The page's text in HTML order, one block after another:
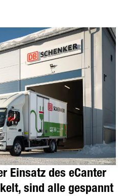
Einsatz des eCanter
sind alle gespannt